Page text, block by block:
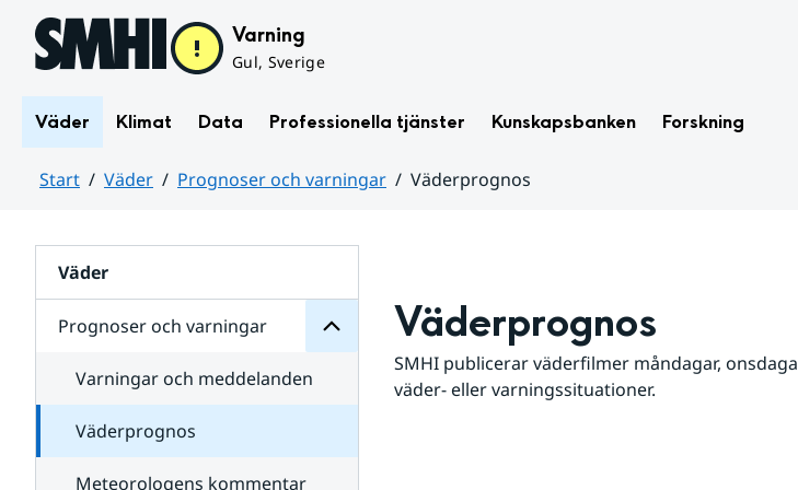
Hoppa till sidans innehåll Varning
Gul, Sverige
Väder Klimat Data Professionella tjänster Kunskapsbanken Forskning
Start Väder Prognoser och varningar
Väderprognos
Väder
Prognoser och varningar
för
varningar
Varningar och meddelanden
Väderprognos
Meteorologens kommentar
Väderprognos
SMHI publicerar väderfilmer måndagar,
väder- eller varningssituationer.